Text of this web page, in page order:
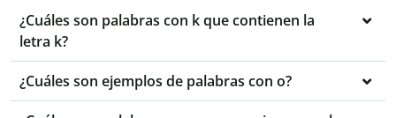
¿Cuáles son palabras con k que contienen la
letra k?
¿Cuáles son ejemplos de palabras con o?